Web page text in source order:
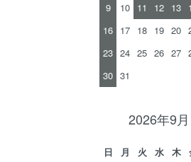
9
10 11 12 13
16 17 18 19 20
23 24 25 26 27
30 31
2026年9月
日 月 火 水 木